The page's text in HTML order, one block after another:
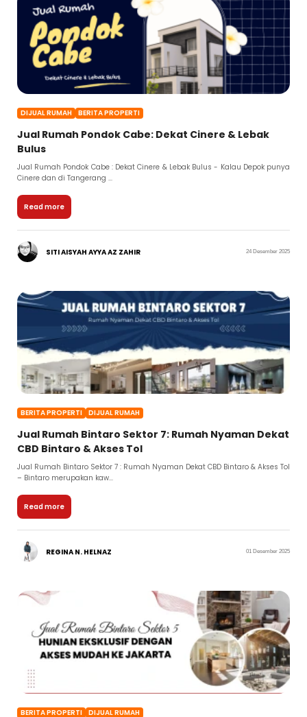
DIJUAL RUMAH BERITA PROPERTI
Jual Rumah Pondok Cabe: Dekat Cinere & Lebak
Bulus
Jual Rumah Pondok Cabe : Dekat Cinere & Lebak Bulus - Kalau Depok punya
Cinere dan di Tangerang ...
Read more
SITI AISYAH AYYA AZ ZAHIR 24 Desember 2025
BERITA PROPERTI DIJUAL RUMAH
Jual Rumah Bintaro Sektor 7: Rumah Nyaman Dekat
CBD Bintaro & Akses Tol
Jual Rumah Bintaro Sektor 7 : Rumah Nyaman Dekat CBD Bintaro & Akses Tol
– Bintaro merupakan kaw...
Read more
REGINA N. HELNAZ 01 Desember 2025
BERITA PROPERTI DIJUAL RUMAH